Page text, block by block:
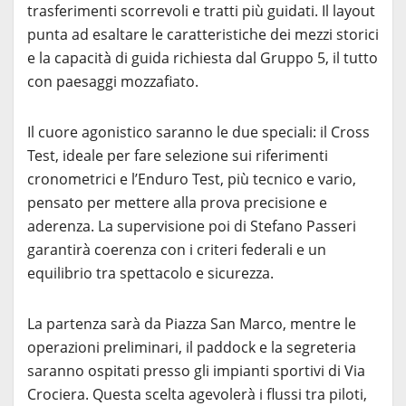
trasferimenti scorrevoli e tratti più guidati. Il layout
punta ad esaltare le caratteristiche dei mezzi storici
e la capacità di guida richiesta dal Gruppo 5, il tutto
con paesaggi mozzafiato.
Il cuore agonistico saranno le due speciali: il Cross
Test, ideale per fare selezione sui riferimenti
cronometrici e l’Enduro Test, più tecnico e vario,
pensato per mettere alla prova precisione e
aderenza. La supervisione poi di Stefano Passeri
garantirà coerenza con i criteri federali e un
equilibrio tra spettacolo e sicurezza.
La partenza sarà da Piazza San Marco, mentre le
operazioni preliminari, il paddock e la segreteria
saranno ospitati presso gli impianti sportivi di Via
Crociera. Questa scelta agevolerà i flussi tra piloti,